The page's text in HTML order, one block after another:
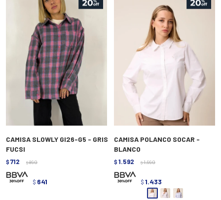
CAMISA SLOWLY GI26-G5 - GRIS
FUCSI
$ 712 $ 890
$ 641
CAMISA POLANCO SOCAR -
BLANCO
$ 1.592 $ 1.990
$ 1.433